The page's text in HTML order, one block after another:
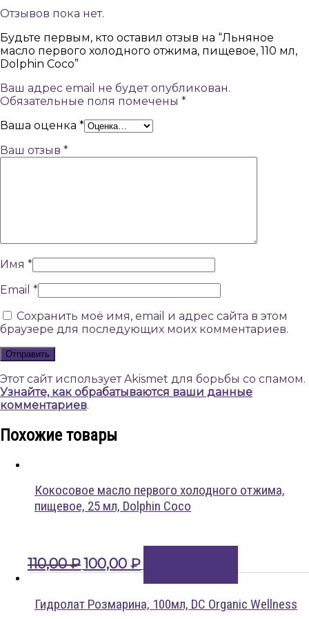
Отзывов пока нет.
Будьте первым, кто оставил отзыв на “Льняное
масло первого холодного отжима, пищевое, 110 мл,
Dolphin Coco”
Ваш адрес email не будет опубликован.
Обязательные поля помечены *
Ваша оценка *
Ваш отзыв *
Имя *
Email *
Сохранить моё имя, email и адрес сайта в этом
браузере для последующих моих комментариев.
Этот сайт использует Akismet для борьбы со спамом.
Узнайте, как обрабатываются ваши данные
комментариев.
Похожие товары
Кокосовое масло первого холодного отжима,
пищевое, 25 мл, Dolphin Coco
110,00₽ Первоначальная
цена
составляла
110,00 ₽.
100,00 ₽Текущая
цена:
100,00 ₽.
Гидролат Розмарина, 100мл, DC Organic Wellness